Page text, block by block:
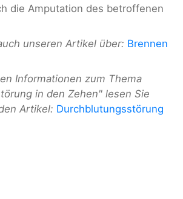
die Amputation des betroffenen
unseren Artikel über: Brennen
Informationen zum Thema
in den Zehen" lesen Sie
Artikel: Durchblutungsstörung